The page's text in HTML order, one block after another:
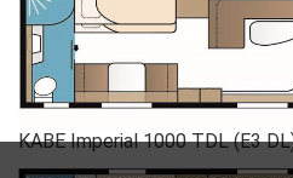
KABE Imperial 1000 TDL (E3